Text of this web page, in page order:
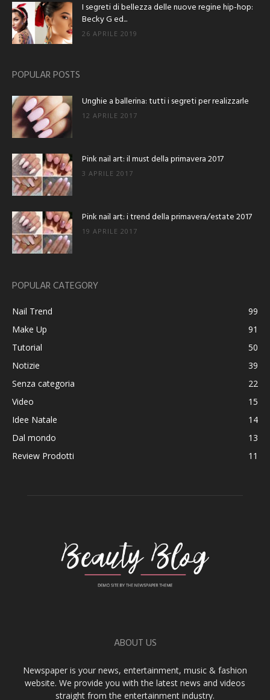
I segreti di bellezza delle nuove regine hip-hop:
Becky G ed...
26 APRILE 2019
POPULAR POSTS
Unghie a ballerina: tutti i segreti per realizzarle
12 APRILE 2017
Pink nail art: il must della primavera 2017
3 APRILE 2017
Pink nail art: i trend della primavera/estate 2017
19 APRILE 2017
POPULAR CATEGORY
Nail Trend
99
Make Up
91
Tutorial
50
Notizie
39
Senza categoria
22
Video
15
Idee Natale
14
Dal mondo
13
Review Prodotti
11
ABOUT US
Newspaper is your news, entertainment, music & fashion
website. We provide you with the latest news and videos
straight from the entertainment industry.